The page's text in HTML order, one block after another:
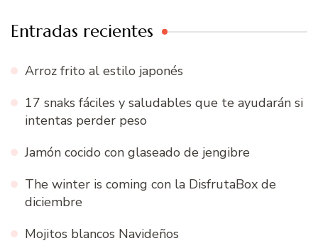
Entradas recientes
Arroz frito al estilo japonés
17 snaks fáciles y saludables que te ayudarán si
intentas perder peso
Jamón cocido con glaseado de jengibre
The winter is coming con la DisfrutaBox de
diciembre
Mojitos blancos Navideños